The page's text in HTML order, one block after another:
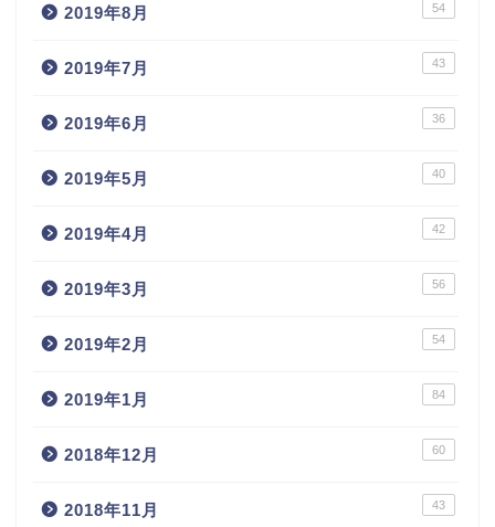
2019年8月 54
2019年7月 43
2019年6月 36
2019年5月 40
2019年4月 42
2019年3月 56
2019年2月 54
2019年1月 84
2018年12月 60
2018年11月 43